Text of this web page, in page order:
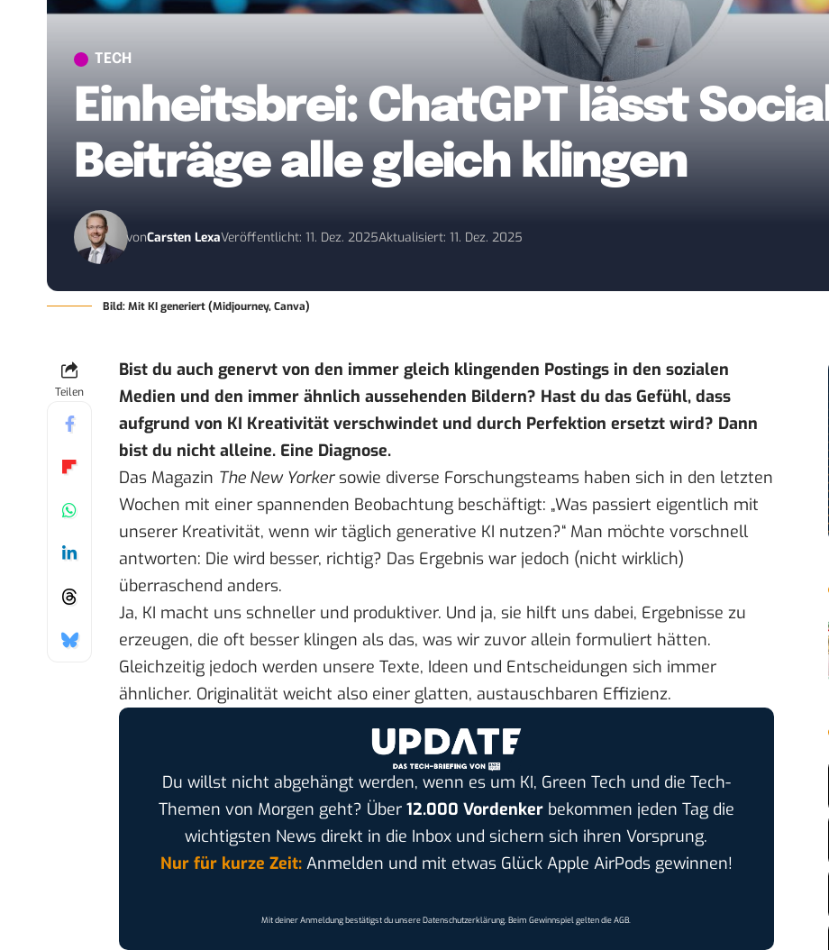
TECH
Einheitsbrei: ChatGPT lässt
Beiträge alle gleich klingen
vonCarsten LexaVeröffentlicht: 11. Dez. 2025Aktualisiert: 11. Dez. 2025
Bild: Mit KI generiert (Midjourney, Canva)
Teilen
Bist du auch genervt von den immer gleich klingenden Postings in den sozialen
Medien und den immer ähnlich aussehenden Bildern? Hast du das Gefühl, dass
aufgrund von KI Kreativität verschwindet und durch Perfektion ersetzt wird? Dann
bist du nicht alleine. Eine Diagnose.
Das Magazin The New Yorkersowie diverse Forschungsteams haben sich in den letzten
Wochen mit einer spannenden Beobachtung beschäftigt: „Was passiert eigentlich mit
unserer Kreativität, wenn wir täglich generative KI nutzen?“ Man möchte vorschnell
antworten: Die wird besser, richtig? Das Ergebnis war jedoch (nicht wirklich)
überraschend anders.
Ja, KI macht uns schneller und produktiver. Und ja, sie hilft uns dabei, Ergebnisse zu
erzeugen, die oft besser klingen als das, was wir zuvor allein formuliert hätten.
Gleichzeitig jedoch werden unsere Texte, Ideen und Entscheidungen sich immer
ähnlicher. Originalität weicht also einer glatten, austauschbaren Effizienz.
Du willst nicht abgehängt werden, wenn es um KI, Green Tech und die Tech-
Themen von Morgen geht? Über 12.000 Vordenkerbekommen jeden Tag die
wichtigsten News direkt in die Inbox und sichern sich ihren Vorsprung.
Nur für kurze Zeit:Anmelden und mit etwas Glück Apple AirPods gewinnen!
Mit deiner Anmeldung bestätigst du unsereDatenschutzerklärung. Beim Gewinnspiel gelten dieAGB.